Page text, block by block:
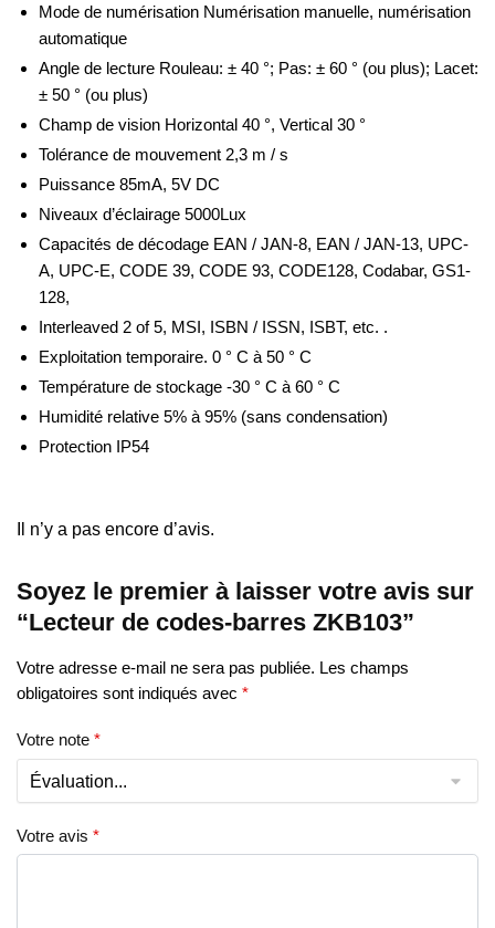
Mode de numérisation Numérisation manuelle, numérisation
automatique
Angle de lecture Rouleau: ± 40 °; Pas: ± 60 ° (ou plus); Lacet:
± 50 ° (ou plus)
Champ de vision Horizontal 40 °, Vertical 30 °
Tolérance de mouvement 2,3 m / s
Puissance 85mA, 5V DC
Niveaux d’éclairage 5000Lux
Capacités de décodage EAN / JAN-8, EAN / JAN-13, UPC-
A, UPC-E, CODE 39, CODE 93, CODE128, Codabar, GS1-
128,
Interleaved 2 of 5, MSI, ISBN / ISSN, ISBT, etc. .
Exploitation temporaire. 0 ° C à 50 ° C
Température de stockage -30 ° C à 60 ° C
Humidité relative 5% à 95% (sans condensation)
Protection IP54
Il n’y a pas encore d’avis.
Soyez le premier à laisser votre avis sur
“Lecteur de codes-barres ZKB103”
Votre adresse e-mail ne sera pas publiée. Les champs
obligatoires sont indiqués avec *
Votre note *
Votre avis *